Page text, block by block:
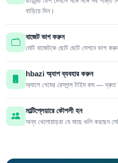
বাড়িয়ে দিন।
বাজেট ভাগ করুন
মোট বাজেটকে ছোট ছোট সেশনে ভাগ
hbazi অ্যাপ ব্যবহার করুন
অ্যাপে গেমের রেসপন্স টাইম কম — দ্রুত
মাল্টিপ্লেয়ারে কৌশলী হন
অন্য খেলোয়াড়রা যে মাছে গুলি করছেন